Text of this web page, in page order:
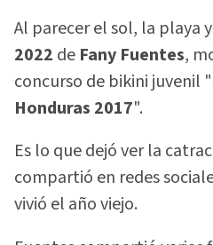
Al parecer el sol, la playa
2022 de Fany Fuentes,
concurso de bikini juvenil "
Honduras 2017".
Es lo que dejó ver la
compartió en redes
vivió el año viejo.